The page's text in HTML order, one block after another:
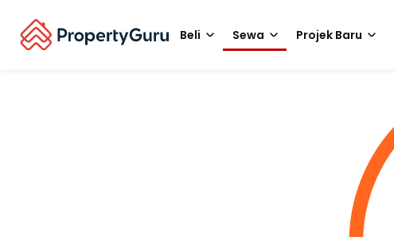
Beli Sewa Projek Baru